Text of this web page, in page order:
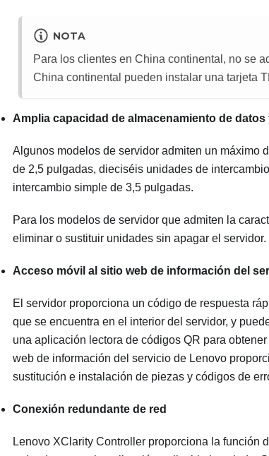
NOTA
Para los clientes en China continental, no se
China continental pueden instalar una tarjeta
Amplia capacidad de almacenamiento de
Algunos modelos de servidor admiten un máximo
de 2,5 pulgadas, dieciséis unidades de
intercambio simple de 3,5 pulgadas.
Para los modelos de servidor que admiten la
eliminar o sustituir unidades sin apagar el servidor.
Acceso móvil al sitio web de información del
El servidor proporciona un código de respuesta
que se encuentra en el interior del servidor, y
una aplicación lectora de códigos QR para
web de información del servicio de Lenovo
sustitución e instalación de piezas y códigos de
Conexión redundante de red
Lenovo XClarity Controller proporciona la función